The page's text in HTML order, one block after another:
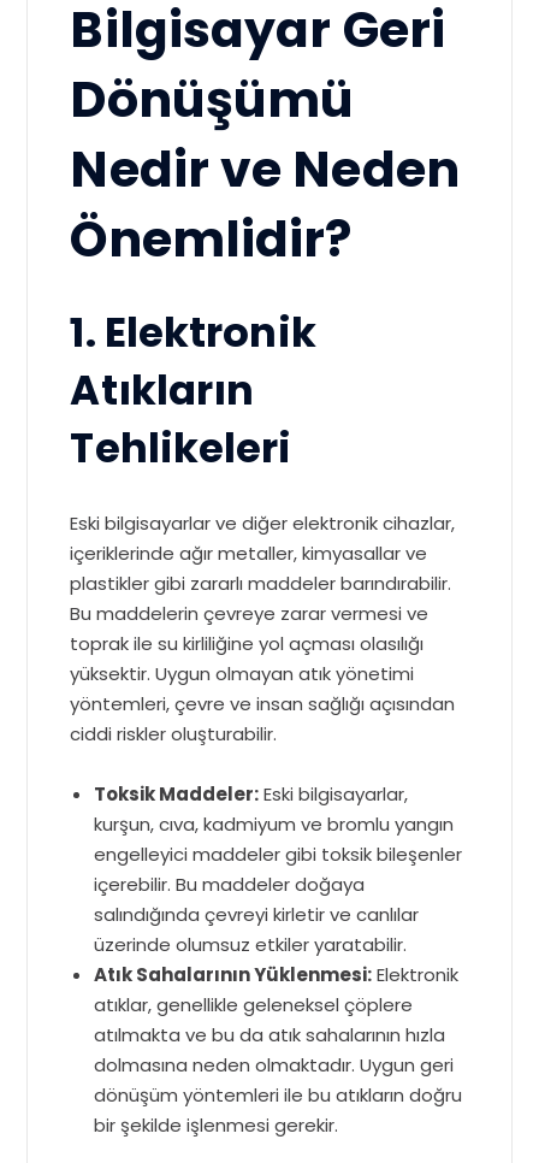
Bilgisayar Geri
Dönüşümü
Nedir ve Neden
Önemlidir?
1. Elektronik
Atıkların
Tehlikeleri
Eski bilgisayarlar ve diğer elektronik cihazlar,
içeriklerinde ağır metaller, kimyasallar ve
plastikler gibi zararlı maddeler barındırabilir.
Bu maddelerin çevreye zarar vermesi ve
toprak ile su kirliliğine yol açması olasılığı
yüksektir. Uygun olmayan atık yönetimi
yöntemleri, çevre ve insan sağlığı açısından
ciddi riskler oluşturabilir.
Toksik Maddeler:Eski bilgisayarlar,
kurşun, cıva, kadmiyum ve bromlu yangın
engelleyici maddeler gibi toksik bileşenler
içerebilir. Bu maddeler doğaya
salındığında çevreyi kirletir ve canlılar
üzerinde olumsuz etkiler yaratabilir.
Atık Sahalarının Yüklenmesi:Elektronik
atıklar, genellikle geleneksel çöplere
atılmakta ve bu da atık sahalarının hızla
dolmasına neden olmaktadır. Uygun geri
dönüşüm yöntemleri ile bu atıkların doğru
bir şekilde işlenmesi gerekir.